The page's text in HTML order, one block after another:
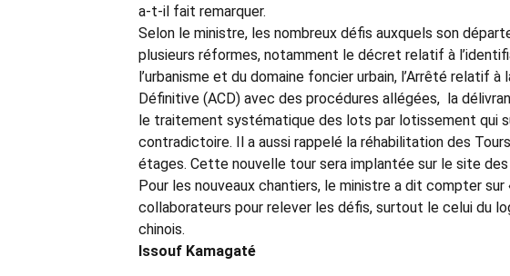
a-t-il fait remarquer.
Selon le ministre, les nombreux défis auxquels son
plusieurs réformes, notamment le décret relatif à
l’urbanisme et du domaine foncier urbain, l’Arrêté relatif
Définitive (ACD) avec des procédures allégées, la
le traitement systématique des lots par lotissement qui
contradictoire. Il a aussi rappelé la réhabilitation des
étages. Cette nouvelle tour sera implantée sur le site
Pour les nouveaux chantiers, le ministre a dit compter sur
collaborateurs pour relever les défis, surtout le celui du
chinois.
Issouf Kamagaté